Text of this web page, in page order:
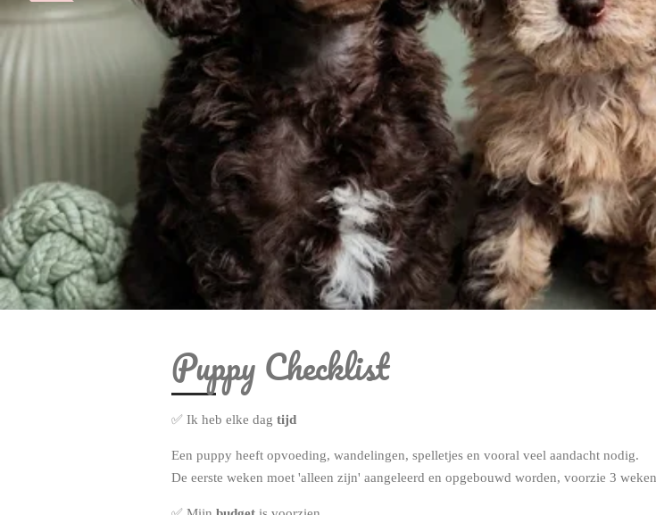
Puppy Checklist
✅ Ik heb elke dag tijd
Een puppy heeft opvoeding, wandelingen, spelletjes en vooral veel aandacht nodig.
De eerste weken moet 'alleen zijn' aangeleerd en opgebouwd worden, voorzie 3